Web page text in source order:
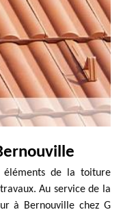
éléments de la toiture
Au service de la
à Bernouville chez G